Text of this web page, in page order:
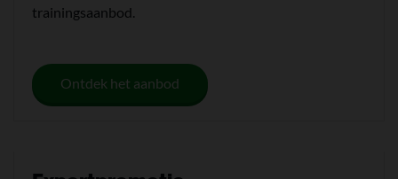
trainingsaanbod.
Ontdek het aanbod